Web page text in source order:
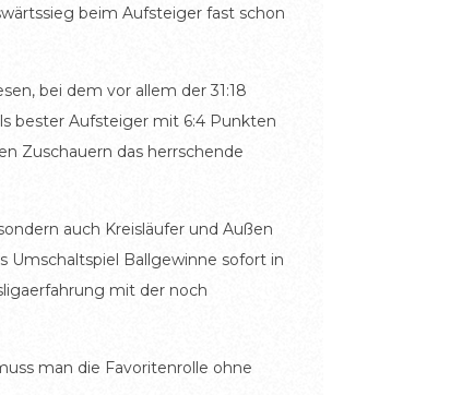
beim Aufsteiger fast schon
bei dem vor allem der 31:18
bester Aufsteiger mit 6:4 Punkten
Zuschauern das herrschende
auch Kreisläufer und Außen
Umschaltspiel Ballgewinne sofort in
mit der noch
man die Favoritenrolle ohne